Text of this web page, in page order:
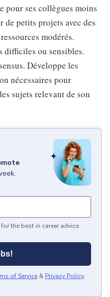
pour ses collègues moins
de petits projets avec des
modérés.
ou sensibles.
Développe les
nécessaires pour
sujets relevant de son
the best in career advice
of Service & Privacy Policy.